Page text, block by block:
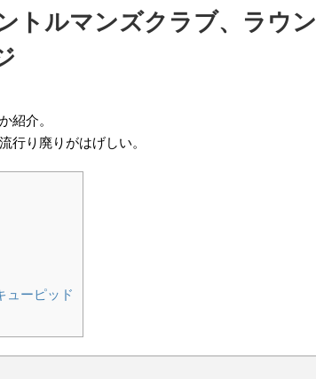
トルマンズクラブ、ラウン
紹介。
行り廃りがはげしい。
ューピッド